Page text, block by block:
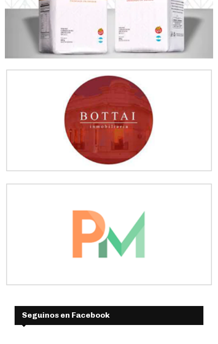
Seguinos en Facebook